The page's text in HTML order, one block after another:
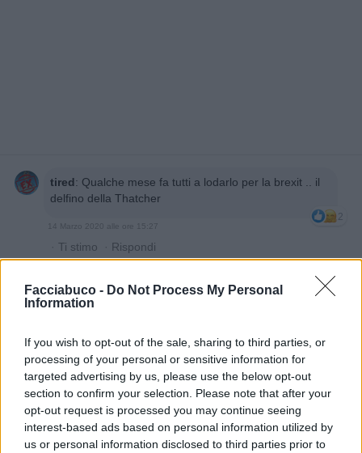
Facciabuco - Do Not Process My Personal
Information
If you wish to opt-out of the sale, sharing to third parties, or
processing of your personal or sensitive information for
targeted advertising by us, please use the below opt-out
section to confirm your selection. Please note that after your
opt-out request is processed you may continue seeing
interest-based ads based on personal information utilized by
us or personal information disclosed to third parties prior to
tired: Qualche mese fa tutti a lodarlo per la brexit .. il
delfino della Thatcher
2
14 Marzo 2020 alle ore 15:27
· Ti stimo · Rispondi
biondo?
·Ti stimo·Rispondi
UccioGeppo: andirondella86 brevemente non ha
predisposto misure straordinarie perché se si
contagia il 60% della popolazione si creano anticorpi
per l'immunità di gregge, peccato che nel frattempo ci
saranno migliaia di morti nelle fasce più deboli,